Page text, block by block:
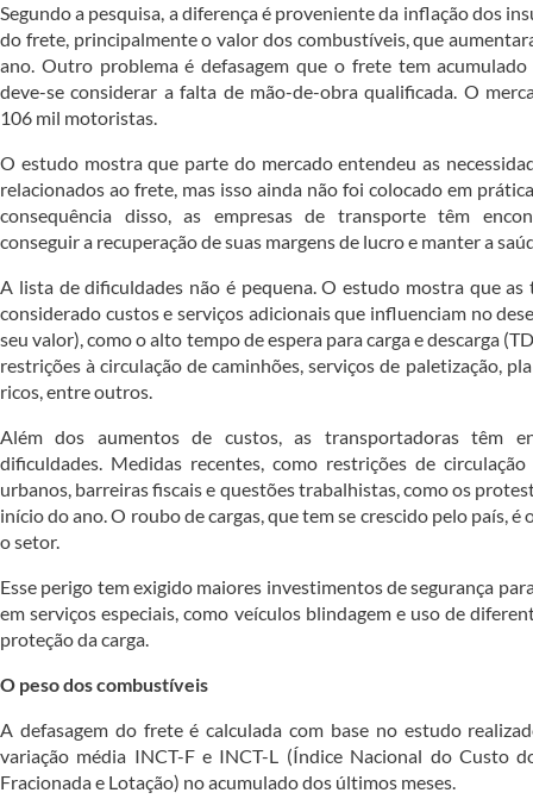
Segundo a pesquisa, a diferença é proveniente da inflação dos
do frete, principalmente o valor dos combustíveis, que
ano. Outro problema é defasagem que o frete tem
deve-se considerar a falta de mão-de-obra qualificada. O
106 mil motoristas.
O estudo mostra que parte do mercado entendeu as
relacionados ao frete, mas isso ainda não foi colocado em
consequência disso, as empresas de transporte têm
conseguir a recuperação de suas margens de lucro e manter a
A lista de dificuldades não é pequena. O estudo mostra que
considerado custos e serviços adicionais que influenciam no
seu valor), como o alto tempo de espera para carga e descarga
restrições à circulação de caminhões, serviços de paletização,
ricos, entre outros.
Além dos aumentos de custos, as transportadoras têm
dificuldades. Medidas recentes, como restrições de
urbanos, barreiras fiscais e questões trabalhistas, como os
início do ano. O roubo de cargas, que tem se crescido pelo país,
o setor.
Esse perigo tem exigido maiores investimentos de segurança
em serviços especiais, como veículos blindagem e uso de
proteção da carga.
O peso dos combustíveis
A defasagem do frete é calculada com base no estudo
variação média INCT-F e INCT-L (Índice Nacional do Custo
Fracionada e Lotação) no acumulado dos últimos meses.